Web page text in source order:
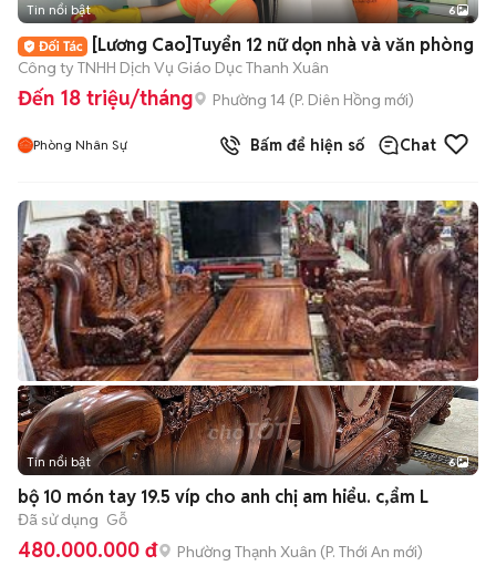
+2
Tin nổi bật 6
[Lương Cao]Tuyển 12 nữ dọn nhà và văn phòng
Công ty TNHH Dịch Vụ Giáo Dục Thanh Xuân
Đến 18 triệu/tháng Phường 14 (P. Diên Hồng mới)
Phòng Nhân Sự Bấm để hiện số Chat
+2
Tin nổi bật 6
bộ 10 món tay 19.5 víp cho anh chị am hiểu. c,ẩm L
Đã sử dụng Gỗ
480.000.000 đ Phường Thạnh Xuân (P. Thới An mới)